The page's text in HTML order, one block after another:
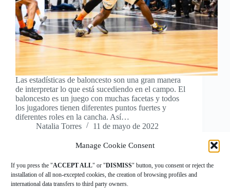
Manage Cookie Consent
If you press the "ACCEPT ALL" or "DISMISS" button, you consent or reject the
installation of all non-excepted cookies, the creation of browsing profiles and
international data transfers to third party owners.
Las estadísticas de baloncesto son una gran manera
de interpretar lo que está sucediendo en el campo. El
baloncesto es un juego con muchas facetas y todos
los jugadores tienen diferentes puntos fuertes y
diferentes roles en la cancha. Así…
Natalia Torres
11 de mayo de 2022